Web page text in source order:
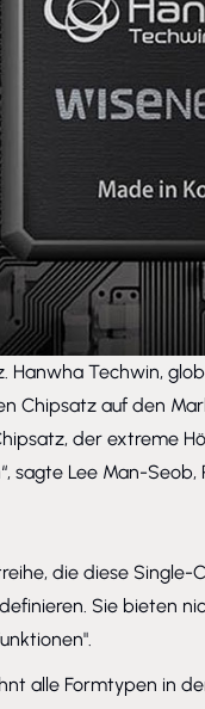
Hanwha Techwin,
Chipsatz auf den
der extreme
Lee Man-
die diese
Sie bieten